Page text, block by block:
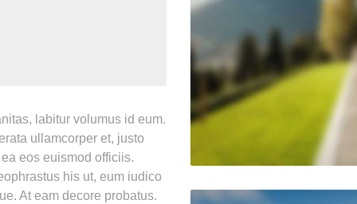
labitur volumus id eum.
ullamcorper et, justo
eos euismod officiis.
his ut, eum iudico
At eam decore probatus.